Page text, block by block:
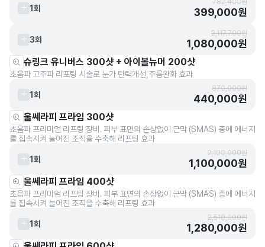
1회
782,400원
399,000원
3회
2,117,700원
1,080,000원
슈링크 유니버스 300샷 + 아이볼뉴머 200샷
초음파 고주파 리프팅 시술로 눈가 탄력개선,주름완화 효과
1회
870,000원
440,000원
울쎄라피 프라임 300샷
초음파 프리미엄 리프팅 장비. 피부 표면의 손상없이 근막 (SMAS) 층에 에너지
를 집속시켜 늘어진 조직을 수축해 리프팅 효과
1회
2,190,000원
1,100,000원
울쎄라피 프라임 400샷
초음파 프리미엄 리프팅 장비. 피부 표면의 손상없이 근막 (SMAS) 층에 에너지
를 집속시켜 늘어진 조직을 수축해 리프팅 효과
1회
2,519,000원
1,280,000원